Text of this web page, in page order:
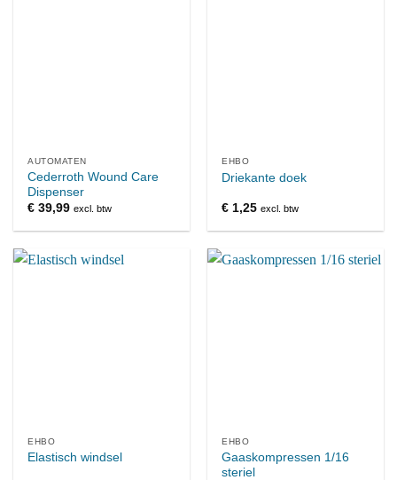
AUTOMATEN
Cederroth Wound Care
Dispenser
€ 39,99 excl. btw
EHBO
Driekante doek
€ 1,25 excl. btw
EHBO
Elastisch windsel
EHBO
Gaaskompressen 1/16
steriel